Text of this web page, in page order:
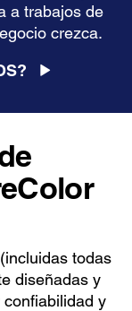
a trabajos de
crezca.
todas
diseñadas y
y